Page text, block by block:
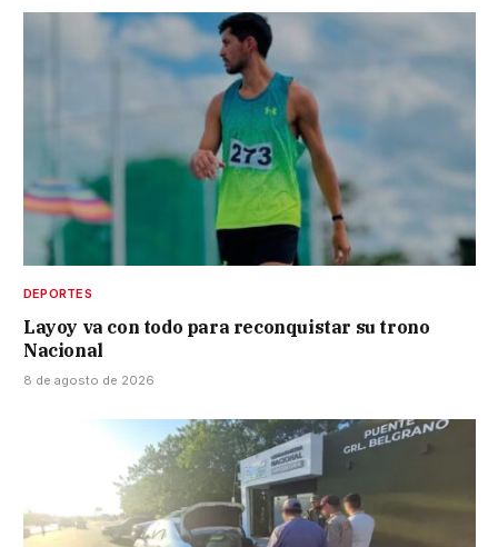
DEPORTES
Layoy va con todo para reconquistar su trono
Nacional
8 de agosto de 2026